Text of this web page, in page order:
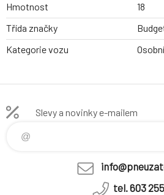
Hmotnost
18
Třída značky
Kategorie vozu
Osobní
Slevy a novinky e-mailem
tel. 603